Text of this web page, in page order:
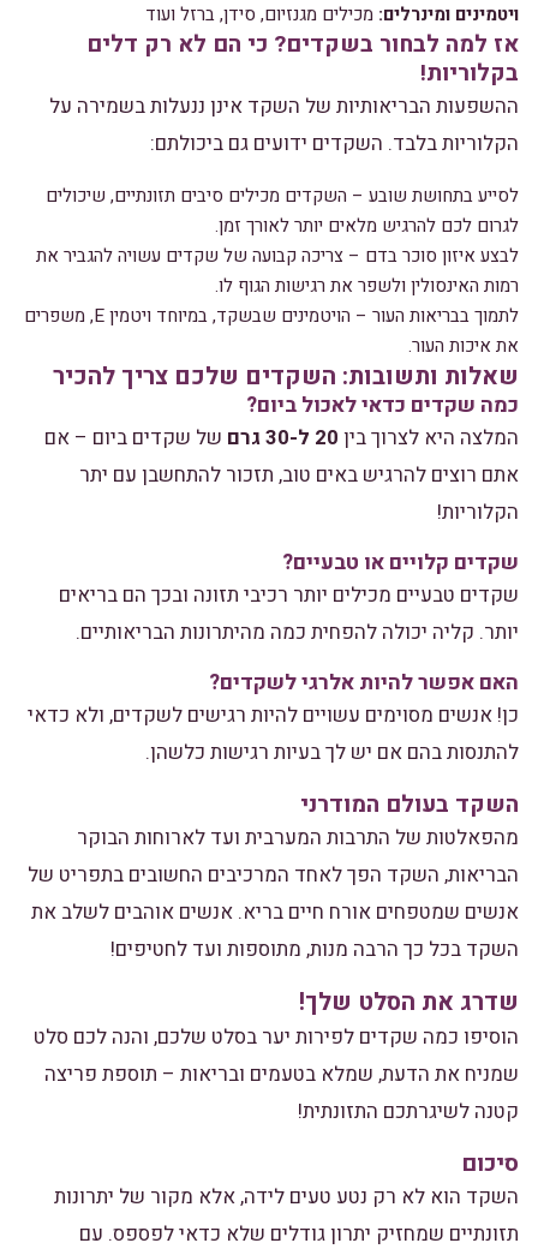
ויטמינים ומינרלים: מכילים מגנזיום, סידן, ברזל ועוד
אז למה לבחור בשקדים? כי הם לא רק דלים
בקלוריות!
ההשפעות הבריאותיות של השקד אינן ננעלות בשמירה על
הקלוריות בלבד. השקדים ידועים גם ביכולתם:
לסייע בתחושת שובע – השקדים מכילים סיבים תזונתיים, שיכולים
לגרום לכם להרגיש מלאים יותר לאורך זמן.
לבצע איזון סוכר בדם – צריכה קבועה של שקדים עשויה להגביר את
רמות האינסולין ולשפר את רגישות הגוף לו.
לתמוך בבריאות העור – הויטמינים שבשקד, במיוחד ויטמין E, משפרים
את איכות העור.
שאלות ותשובות: השקדים שלכם צריך להכיר
כמה שקדים כדאי לאכול ביום?
המלצה היא לצרוך בין 20 ל-30 גרם
של שקדים ביום – אם
אתם רוצים להרגיש באים טוב, תזכור להתחשבן עם יתר
הקלוריות!
שקדים קלויים או טבעיים?
שקדים טבעיים מכילים יותר רכיבי תזונה ובכך הם בריאים
יותר. קליה יכולה להפחית כמה מהיתרונות הבריאותיים.
האם אפשר להיות אלרגי לשקדים?
כן! אנשים מסוימים עשויים להיות רגישים לשקדים, ולא כדאי
להתנסות בהם אם יש לך בעיות רגישות כלשהן.
השקד בעולם המודרני
מהפאלטות של התרבות המערבית ועד לארוחות הבוקר
הבריאות, השקד הפך לאחד המרכיבים החשובים בתפריט של
אנשים שמטפחים אורח חיים בריא. אנשים אוהבים לשלב את
השקד בכל כך הרבה מנות, מתוספות ועד לחטיפים!
שדרג את הסלט שלך!
הוסיפו כמה שקדים לפירות יער בסלט שלכם, והנה לכם סלט
שמניח את הדעת, שמלא בטעמים ובריאות – תוספת פריצה
קטנה לשיגרתכם התזונתית!
סיכום
השקד הוא לא רק נטע טעים לידה, אלא מקור של יתרונות
תזונתיים שמחזיק יתרון גודלים שלא כדאי לפספס. עם